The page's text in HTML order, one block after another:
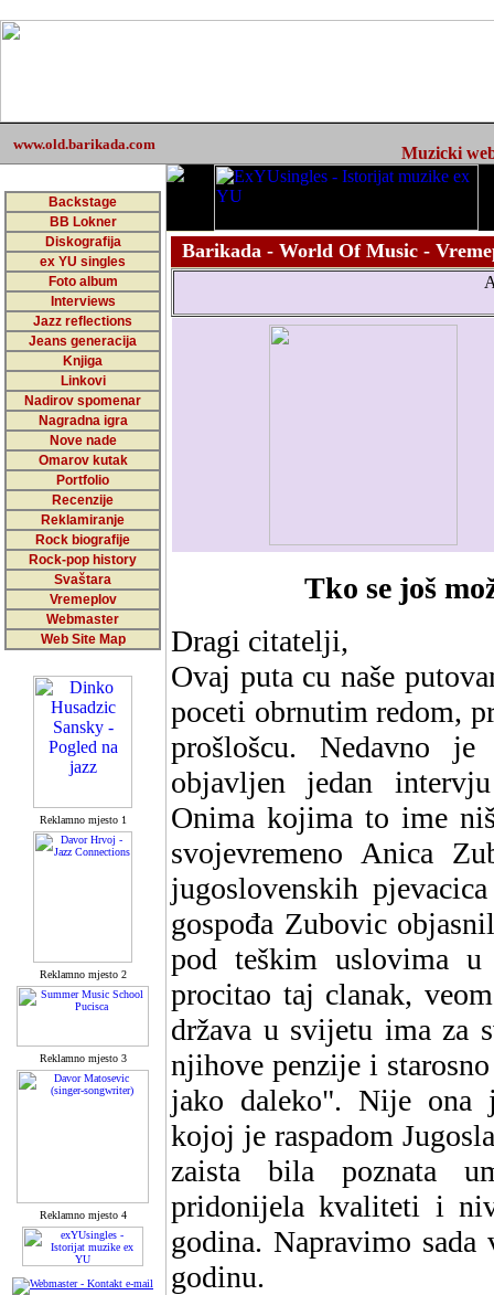
www.old.barikada.com Muzicki
Backstage
BB Lokner
Diskografija
ex YU singles
Foto album
Interviews
Jazz reflections
Jeans generacija
Knjiga
Linkovi
Nadirov spomenar
Nagradna igra
Nove nade
Omarov kutak
Portfolio
Recenzije
Reklamiranje
Rock biografije
Rock-pop history
Svaštara
Vremeplov
Webmaster
Web Site Map
Reklamno mjesto 1
Reklamno mjesto 2
Reklamno mjesto 3
Reklamno mjesto 4
Barikada - World Of Music -
Tko se još
Dragi citatelji,
Ovaj puta cu naše
poceti obrnutim redom,
prošlošcu. Nedavno
objavljen jedan
Onima kojima to ime
svojevremeno Anica
jugoslovenskih
gospođa Zubovic
pod teškim uslovima u
procitao taj clanak,
država u svijetu ima za
njihove penzije i
jako daleko". Nije ona
kojoj je raspadom
zaista bila poznata
pridonijela kvaliteti i
godina. Napravimo
godinu.